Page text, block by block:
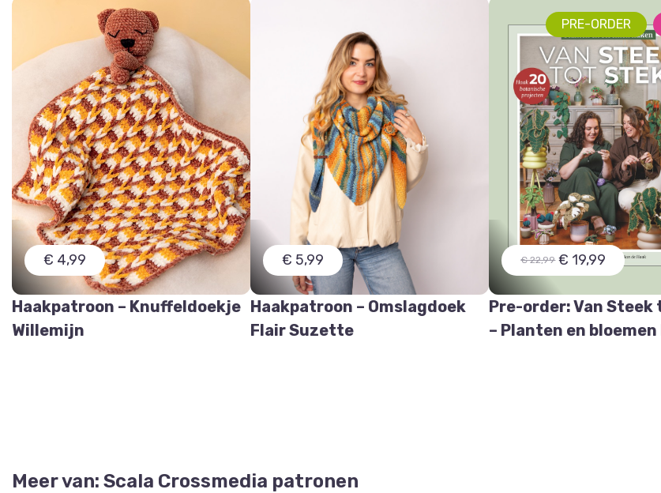
€ 4,99
Haakpatroon – Knuffeldoekje
Willemijn
€ 5,99
Haakpatroon – Omslagdoek
Flair Suzette
PRE-ORDER
€ 22,99 € 19,99
Pre-order: Van Steek
– Planten en
Meer van: Scala Crossmedia patronen